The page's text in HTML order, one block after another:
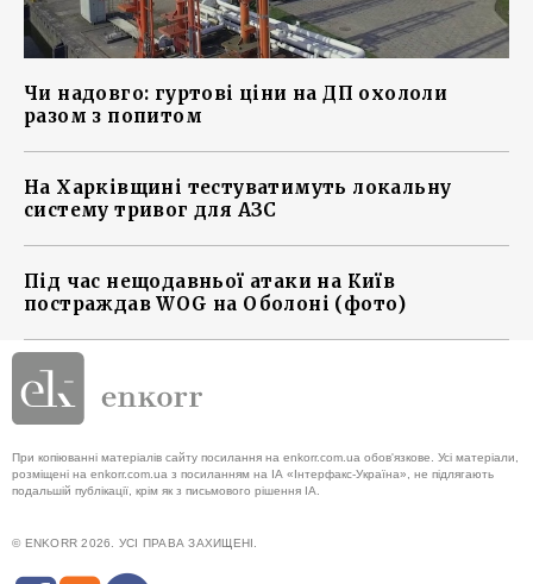
Чи надовго: гуртові ціни на ДП охололи
разом з попитом
На Харківщині тестуватимуть локальну
систему тривог для АЗС
Під час нещодавньої атаки на Київ
постраждав WOG на Оболоні (фото)
При копіюванні матеріалів сайту посилання на enkorr.com.ua обов'язкове. Усі матеріали,
розміщені на enkorr.com.ua з посиланням на ІА «Інтерфакс-Україна», не підлягають
подальшій публікації, крім як з письмового рішення ІА.
© ENKORR 2026. УСІ ПРАВА ЗАХИЩЕНІ.